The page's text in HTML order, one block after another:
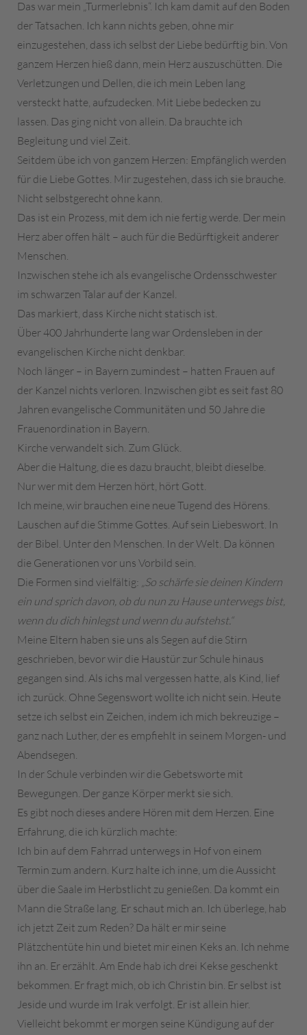
Das war mein „Turmerlebnis“. Ich kam damit auf den Boden
der Tatsachen. Ich kann nichts geben, ohne mir
einzugestehen, dass ich selbst der Liebe bedürftig bin. Von
ganzem Herzen hieß dann, mein Herz auszuschütten. Die
Verletzungen und Dellen, die ich mein Leben lang
versteckt hatte, aufzudecken. Mit Liebe bedecken zu
lassen. Das ging nicht von allein. Da brauchte ich
Begleitung und viel Zeit.
Seitdem übe ich von ganzem Herzen: Empfänglich werden
für die Liebe Gottes. Mir zugestehen, dass ich sie brauche.
Nicht selbstgerecht ohne kann.
Das ist ein Prozess, mit dem ich nie fertig werde. Der mein
Herz aber offen hält – auch für die Bedürftigkeit anderer
Menschen.
Inzwischen stehe ich als evangelische Ordensschwester
im schwarzen Talar auf der Kanzel.
Das markiert, dass Kirche nicht statisch ist.
Über 400 Jahrhunderte lang war Ordensleben in der
evangelischen Kirche nicht denkbar.
Noch länger – in Bayern zumindest – hatten Frauen auf
der Kanzel nichts verloren. Inzwischen gibt es seit fast 80
Jahren evangelische Communitäten und 50 Jahre die
Frauenordination in Bayern.
Kirche verwandelt sich. Zum Glück.
Aber die Haltung, die es dazu braucht, bleibt dieselbe.
Nur wer mit dem Herzen hört, hört Gott.
Ich meine, wir brauchen eine neue Tugend des Hörens.
Lauschen auf die Stimme Gottes. Auf sein Liebeswort. In
der Bibel. Unter den Menschen. In der Welt. Da können
die Generationen vor uns Vorbild sein.
Die Formen sind vielfältig: „So schärfe sie deinen Kindern
ein und sprich davon, ob du nun zu Hause unterwegs bist,
wenn du dich hinlegst und wenn du aufstehst.“
Meine Eltern haben sie uns als Segen auf die Stirn
geschrieben, bevor wir die Haustür zur Schule hinaus
gegangen sind. Als ichs mal vergessen hatte, als Kind, lief
ich zurück. Ohne Segenswort wollte ich nicht sein. Heute
setze ich selbst ein Zeichen, indem ich mich bekreuzige –
ganz nach Luther, der es empfiehlt in seinem Morgen- und
Abendsegen.
In der Schule verbinden wir die Gebetsworte mit
Bewegungen. Der ganze Körper merkt sie sich.
Es gibt noch dieses andere Hören mit dem Herzen. Eine
Erfahrung, die ich kürzlich machte:
Ich bin auf dem Fahrrad unterwegs in Hof von einem
Termin zum andern. Kurz halte ich inne, um die Aussicht
über die Saale im Herbstlicht zu genießen. Da kommt ein
Mann die Straße lang. Er schaut mich an. Ich überlege, hab
ich jetzt Zeit zum Reden? Da hält er mir seine
Plätzchentüte hin und bietet mir einen Keks an. Ich nehme
ihn an. Er erzählt. Am Ende hab ich drei Kekse geschenkt
bekommen. Er fragt mich, ob ich Christin bin. Er selbst ist
Jeside und wurde im Irak verfolgt. Er ist allein hier.
Vielleicht bekommt er morgen seine Kündigung auf der